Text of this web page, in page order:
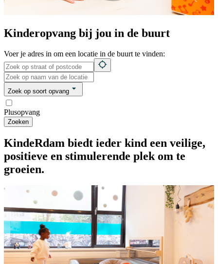
Kinderopvang bij jou in de buurt
Voer je adres in om een locatie in de buurt te vinden:
Zoek op soort opvang
Plusopvang
Zoeken
KindeRdam biedt ieder kind een veilige,
positieve en stimulerende plek om te
groeien.